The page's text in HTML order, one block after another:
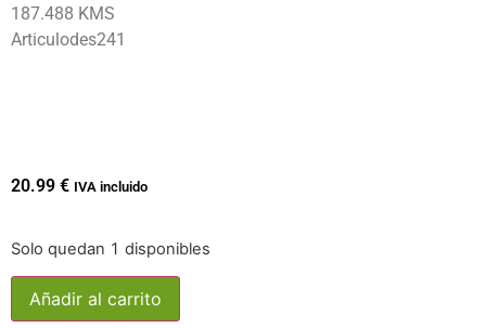
187.488 KMS
Articulodes241
20.99 € IVA incluido
Solo quedan 1 disponibles
Añadir al carrito